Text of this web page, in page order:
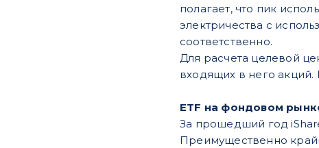
полагает, что пик
электричества с
соответственно.
Для расчета целевой
входящих в него акций.
ETF на фондовом
За прошедший год
Преимущественно